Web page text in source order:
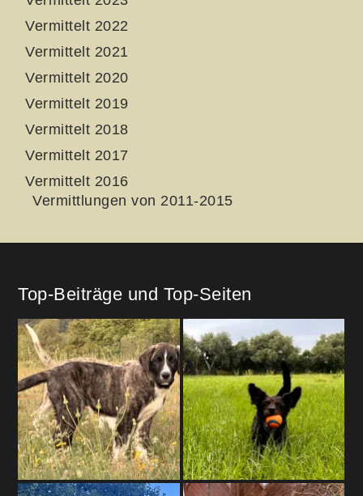
Vermittelt 2022
Vermittelt 2021
Vermittelt 2020
Vermittelt 2019
Vermittelt 2018
Vermittelt 2017
Vermittelt 2016
Vermittlungen von 2011-2015
Top-Beiträge und Top-Seiten